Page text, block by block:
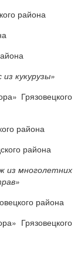
района
кукурузы»
Грязовецкого
района
района
из многолетних
района
Грязовецкого